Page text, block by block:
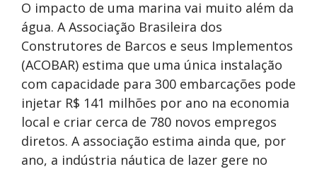
O impacto de uma marina vai muito além da
água. A Associação Brasileira dos
Construtores de Barcos e seus Implementos
(ACOBAR) estima que uma única instalação
com capacidade para 300 embarcações pode
injetar R$ 141 milhões por ano na economia
local e criar cerca de 780 novos empregos
diretos. A associação estima ainda que, por
ano, a indústria náutica de lazer gere no